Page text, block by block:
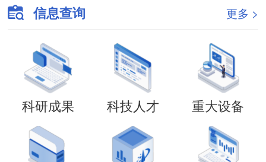
信息查询 更多 >
科研成果 科技人才 重大设备